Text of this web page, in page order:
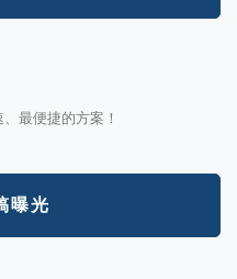
最便捷的方案！
曝光